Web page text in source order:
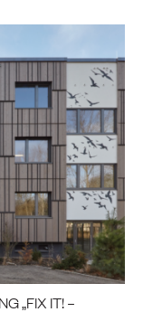
„FIX IT! –